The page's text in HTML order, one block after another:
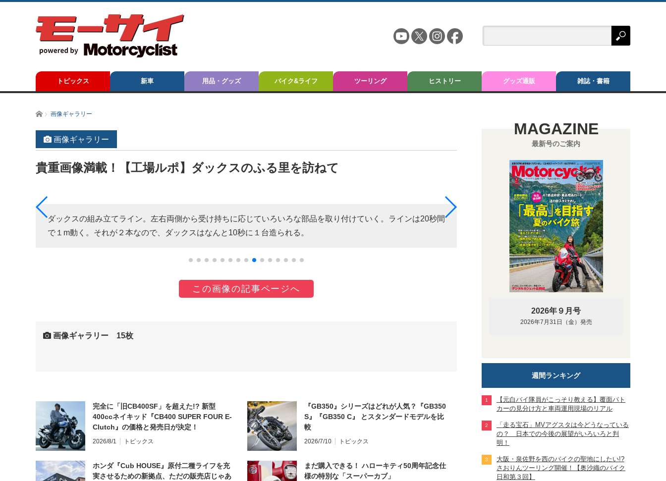
トピックス 新車 用品・グッズ バイク&ライフ ツーリング ヒストリー グッズ通販 雑誌・書籍
ホーム画像ギャラリー
画像ギャラリー
貴重画像満載！【工場ルポ】ダックスのふる里を訪ねて
ダックスの組み立てライン。左右両側から受け持ちに応じていろいろな部品を取り付けていく。ラインは20秒間
で１m動く。それが２本なので、ダックスはなんと10秒に１台造られる。
ワイヤをラインのダックス（ST50-６型）に通してい
この画像の記事ページへ
画像ギャラリー 15枚
完全に「旧CB400SF」を超えた!? 新型
400ccネイキッド『CB400 SUPER FOUR E-
Clutch』の価格と発売日が決定！
2026/8/1 トピックス
『GB350』シリーズはどれが人気？『GB350
S』『GB350 C』 とスタンダードモデルを比
較
2026/7/10 トピックス
ホンダ『Cub HOUSE』原付二種ライフを充
実させるための新拠点、ただの販売店じゃあ
まだ購入できる！ ハローキティ50周年記念仕
様の特別な「スーパーカブ」
MAGAZINE
最新号のご案内
2026年９月号
2026年7月31日（金）発売
週間ランキング
【元白バイ隊員がこっそり教える】覆面パト
カーの見分け方と車両運用現場のリアル
「走る宝石」MVアグスタは今どうなっている
の？ 日本での今後の展望がいろいろと判
明！
大阪・泉佐野を西のバイクの聖地にしたい!?
さおりんツーリング開催！【奥沙織のバイク
日和第３回】